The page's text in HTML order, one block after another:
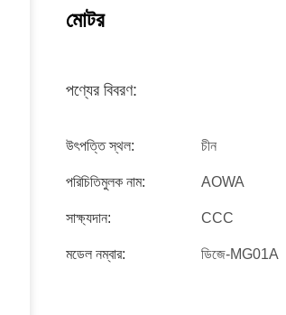
মোটর
পণ্যের বিবরণ:
উৎপত্তি স্থল: চীন
পরিচিতিমুলক নাম: AOWA
সাক্ষ্যদান: CCC
মডেল নম্বার: ডিজে-MG01A